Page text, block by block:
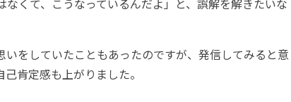
くて、こうなっているんだよ」と、誤解を解きたいな
をしていたこともあったのですが、発信してみると意
肯定感も上がりました。